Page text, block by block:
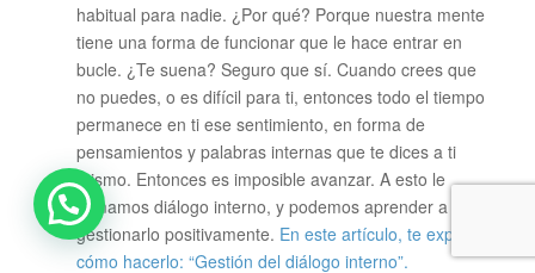
habitual para nadie. ¿Por qué? Porque nuestra mente
tiene una forma de funcionar que le hace entrar en
bucle. ¿Te suena? Seguro que sí. Cuando crees que
no puedes, o es difícil para ti, entonces todo el tiempo
permanece en ti ese sentimiento, en forma de
pensamientos y palabras internas que te dices a ti
mismo. Entonces es imposible avanzar. A esto le
llamamos diálogo interno, y podemos aprender a
gestionarlo positivamente. En este artículo, te explico
cómo hacerlo: “Gestión del diálogo interno”.